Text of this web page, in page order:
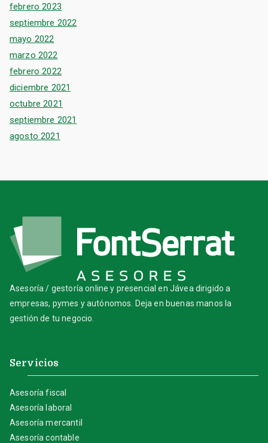
febrero 2023
septiembre 2022
mayo 2022
marzo 2022
febrero 2022
diciembre 2021
octubre 2021
septiembre 2021
agosto 2021
Asesoría / gestoría online y presencial en Jávea dirigido a
empresas, pymes y autónomos. Deja en buenas manos la
gestión de tu negocio.
Servicios
Asesoría fiscal
Asesoría laboral
Asesoría mercantil
Asesoría contable